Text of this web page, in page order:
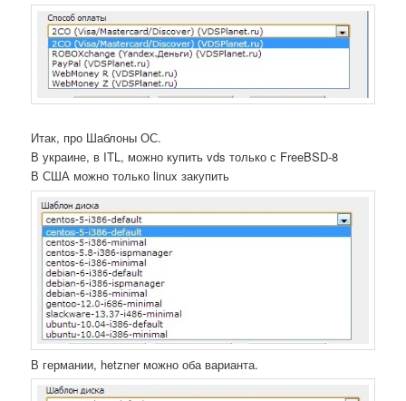
Итак, про Шаблоны ОС.
В украине, в ITL, можно купить vds только с FreeBSD-8
В США можно только linux закупить
В германии, hetzner можно оба варианта.